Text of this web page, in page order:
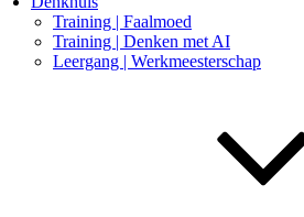
Training | Faalmoed
Training | Denken met AI
Leergang | Werkmeesterschap